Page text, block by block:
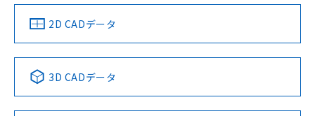
以上、n: 18mm以上
検出領域
中国 RoHS 注意事項・凡例
Pb Hg Cd Cr(VI)
（イギリス
船舶規格）
（ノルウェー
（フランス
（韓国
No No No No
この製品の規格認証/適合状況ページへ
その他の認証はこちらのページからご検索ください
2D CADデータ
3D CADデータ